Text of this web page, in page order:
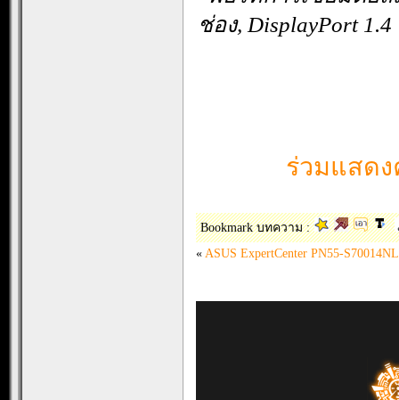
ช่อง, DisplayPort
ร่วมแสด
Bookmark บทความ :
« ASUS ExpertCenter PN55-